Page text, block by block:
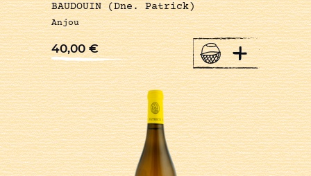
BAUDOUIN (Dne. Patrick)
Anjou
40,00€ +